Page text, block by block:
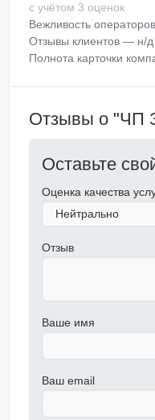
с учётом 3 оценок
Вежливость
Отзывы клиентов — н/д
Полнота карточки
Отзывы о "ЧП
Оставьте
Оценка качества
Отзыв
Ваше имя
Ваш email